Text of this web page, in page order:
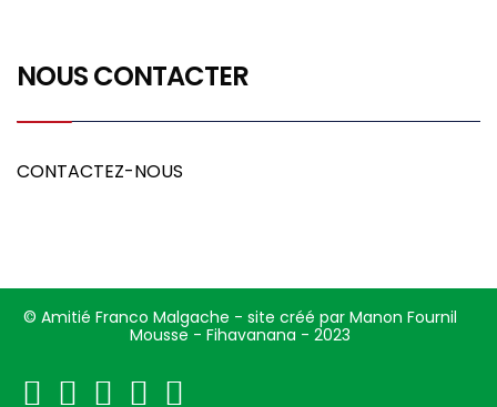
NOUS CONTACTER
CONTACTEZ-NOUS
© Amitié Franco Malgache - site créé par Manon Fournil
Mousse - Fihavanana - 2023